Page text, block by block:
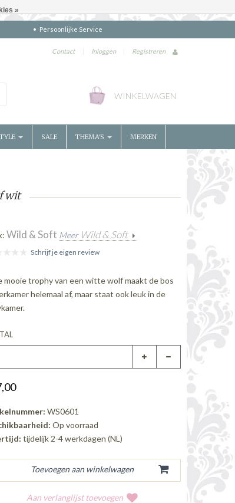
Persoonlijke Service
Contact | Inloggen | Registreren
WINKELWAGEN
SALE THEMA'S MERKEN
wit
Wild & Soft Meer Wild & Soft
Schrijf je eigen review
mooie trophy van een witte wolf maakt de bos
helemaal af, maar staat ook leuk in de
WS0601
Op voorraad
tijdelijk 2-4 werkdagen (NL)
Aan verlanglijst toevoegen
»